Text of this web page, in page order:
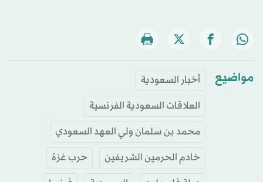
مواضيع
أخبار السعودية
العلاقات السعودية الفرنسية
محمد بن سلمان ولي العهد السعودي
خادم الحرمين الشريفين
حرب غزة